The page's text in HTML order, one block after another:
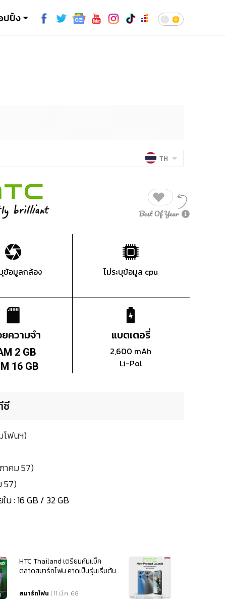
ปปิ้ง
TH
ข้อมูลกล้อง ไม่ระบุข้อมูล cpu
ความจำ
2 GB
16 GB
แบตเตอรี่
2,600 mAh
Li-Pol
ซี
โฟนฯ)
าคม 57)
57)
: 16 GB / 32 GB
HTC Thailand เตรียมคัมแบ็ค
ตลาดสมาร์ทโฟน คาดเป็นรุ่นเริ่มต้น
สมาร์ทโฟน | 11 มี.ค. 68